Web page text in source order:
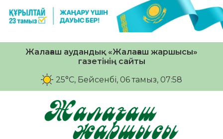
Жалағаш аудандық «Жалағаш жаршысы»
газетінің сайты
25°C, Бейсенбі, 06 тамыз, 07:58